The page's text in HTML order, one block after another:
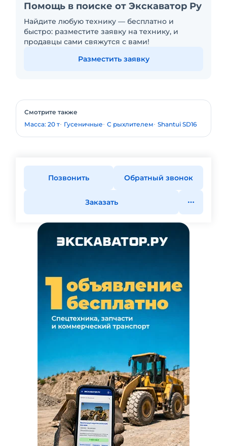
Помощь в поиске от Экскаватор Ру
Найдите любую технику — бесплатно и
быстро: разместите заявку на технику, и
продавцы сами свяжутся с вами!
Разместить заявку
Смотрите также
Масса: 20 т Гусеничные С рыхлителем Shantui SD16
Позвонить Обратный звонок
Заказать